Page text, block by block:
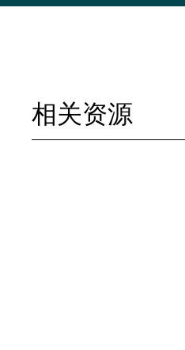
相关资源